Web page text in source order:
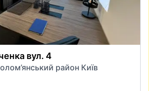
вул. 4
район Київ